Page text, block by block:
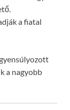
a fiatal
a nagyobb